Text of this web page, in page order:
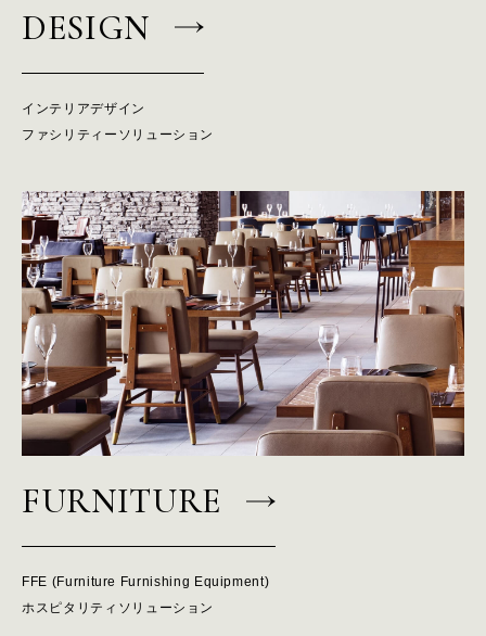
PR
SERVICE
ABOUT US
HEAD OFFICE
WEST
S G PORE
RECRU
DESIGN
インテリアデザイン
ファシリティーソリューション
FURNITURE
FFE (Furniture Furnishing Equipment)
ホスピタリティソリューション